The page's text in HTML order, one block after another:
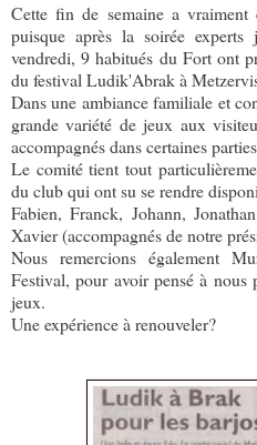
Cette fin de semaine a vraiment
puisque après la soirée
vendredi, 9 habitués du Fort ont
du festival Ludik'Abrak à
Dans une ambiance familiale et
grande variété de jeux aux
accompagnés dans certaines
Le comité tient tout
du club qui ont su se rendre
Fabien, Franck, Johann,
Xavier (accompagnés de notre
Nous remercions également
Festival, pour avoir pensé à nous
jeux.
Une expérience à renouveler?